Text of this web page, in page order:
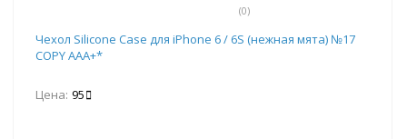
(0)
Чехол Silicone Case для iPhone 6 / 6S (нежная мята) №17
COPY AAA+*
Цена: 95